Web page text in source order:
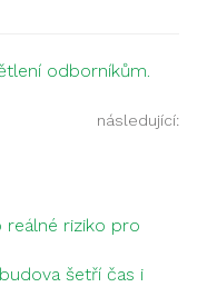
odborníkům.
následující:
reálné riziko pro
šetří čas i